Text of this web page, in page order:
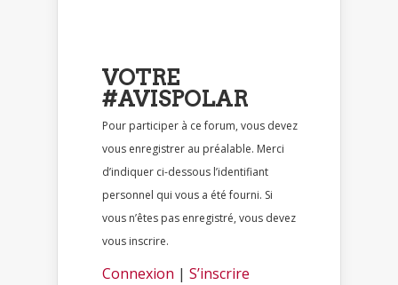
VOTRE
#AVISPOLAR
Pour participer à ce forum, vous devez
vous enregistrer au préalable. Merci
d’indiquer ci-dessous l’identifiant
personnel qui vous a été fourni. Si
vous n’êtes pas enregistré, vous devez
vous inscrire.
Connexion | S’inscrire